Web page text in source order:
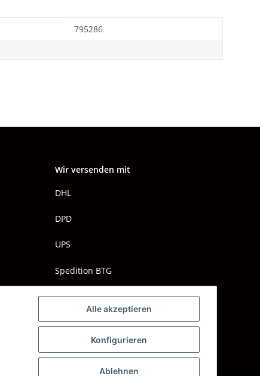
Alle akzeptieren
Konfigurieren
Ablehnen
795286
Wir versenden mit
DHL
DPD
UPS
Spedition BTG
Spedition Schenker